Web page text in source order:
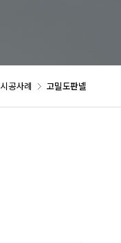
시공사례 고밀도판넬